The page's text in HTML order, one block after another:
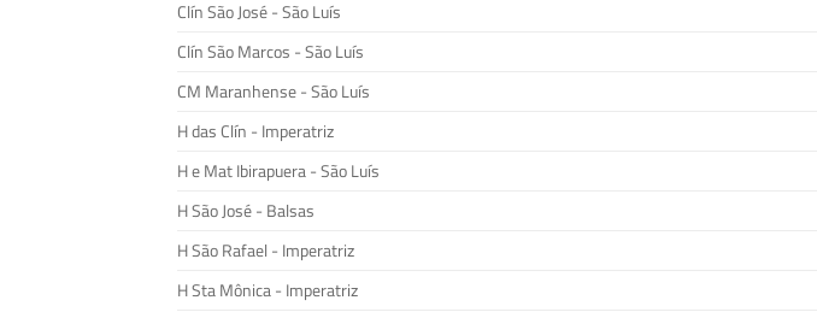
Clín São José - São Luís
Clín São Marcos - São Luís
CM Maranhense - São Luís
H das Clín - Imperatriz
H e Mat Ibirapuera - São Luís
H São José - Balsas
H São Rafael - Imperatriz
H Sta Mônica - Imperatriz